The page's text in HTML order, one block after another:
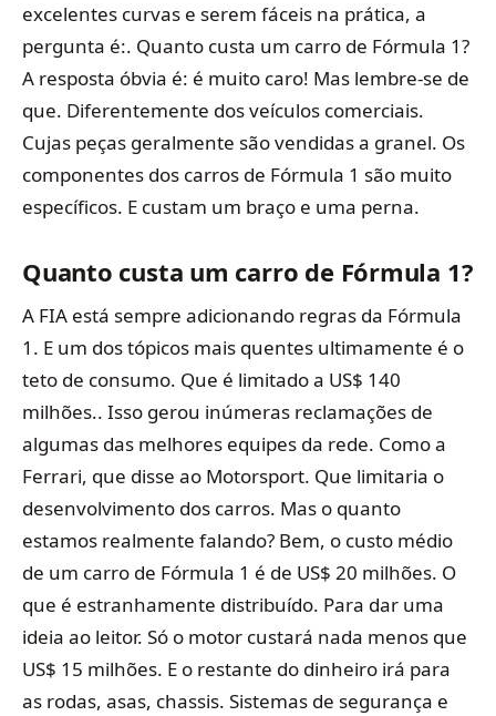
excelentes curvas e serem fáceis na prática, a
pergunta é:. Quanto custa um carro de Fórmula 1?
A resposta óbvia é: é muito caro! Mas lembre-se de
que. Diferentemente dos veículos comerciais.
Cujas peças geralmente são vendidas a granel. Os
componentes dos carros de Fórmula 1 são muito
específicos. E custam um braço e uma perna.
Quanto custa um carro de Fórmula 1?
A FIA está sempre adicionando regras da Fórmula
1. E um dos tópicos mais quentes ultimamente é o
teto de consumo. Que é limitado a US$ 140
milhões.. Isso gerou inúmeras reclamações de
algumas das melhores equipes da rede. Como a
Ferrari, que disse ao Motorsport. Que limitaria o
desenvolvimento dos carros. Mas o quanto
estamos realmente falando? Bem, o custo médio
de um carro de Fórmula 1 é de US$ 20 milhões. O
que é estranhamente distribuído. Para dar uma
ideia ao leitor. Só o motor custará nada menos que
US$ 15 milhões. E o restante do dinheiro irá para
as rodas, asas, chassis. Sistemas de segurança e